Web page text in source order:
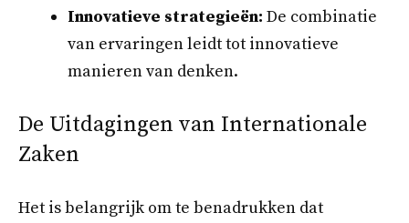
Innovatieve strategieën: De combinatie
van ervaringen leidt tot innovatieve
manieren van denken.
De Uitdagingen van Internationale
Zaken
Het is belangrijk om te benadrukken dat